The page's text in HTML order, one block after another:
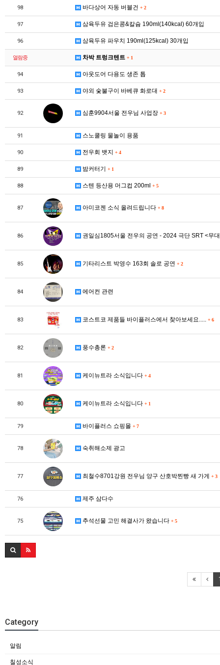
98 바다상어 자동 버블건 + 2
97 삼육두유 검은콩&칼슘 190ml(140kcal) 60개입
96 삼육두유 파우치 190ml(125kcal) 30개입
열람중 차박 트렁크텐트 + 1
94 아웃도어 다용도 생존 톱
93 야외 숯불구이 바베큐 화로대 + 2
92 심훈9904서울 전우님 사업장 + 3
91 스노쿨링 물놀이 용품
90 전우회 뱃지 + 4
89 밤커터기 + 1
88 스텐 등산용 머그컵 200ml + 5
87 아미코젠 소식 올려드립니다 + 8
86 권일심1805서울 전우의 공연 - 2024 극단 SRT <무
85 기타리스트 박영수 163회 솔로 공연 + 2
84 에어컨 관련
83 코스트코 제품들 바이플러스에서 찾아보세요..... + 6
82 풍수총론 + 2
81 케이뉴트라 소식입니다 + 4
80 케이뉴트라 소식입니다 + 1
79 바이플러스 쇼핑몰 + 7
78 숙취해소제 광고
77 최철수8701강원 전우님 양구 산호박찐빵 새 가게 + 3
76 제주 삼다수
75 추석선물 고민 해결사가 왔습니다 + 5
Category
알림
칠성소식